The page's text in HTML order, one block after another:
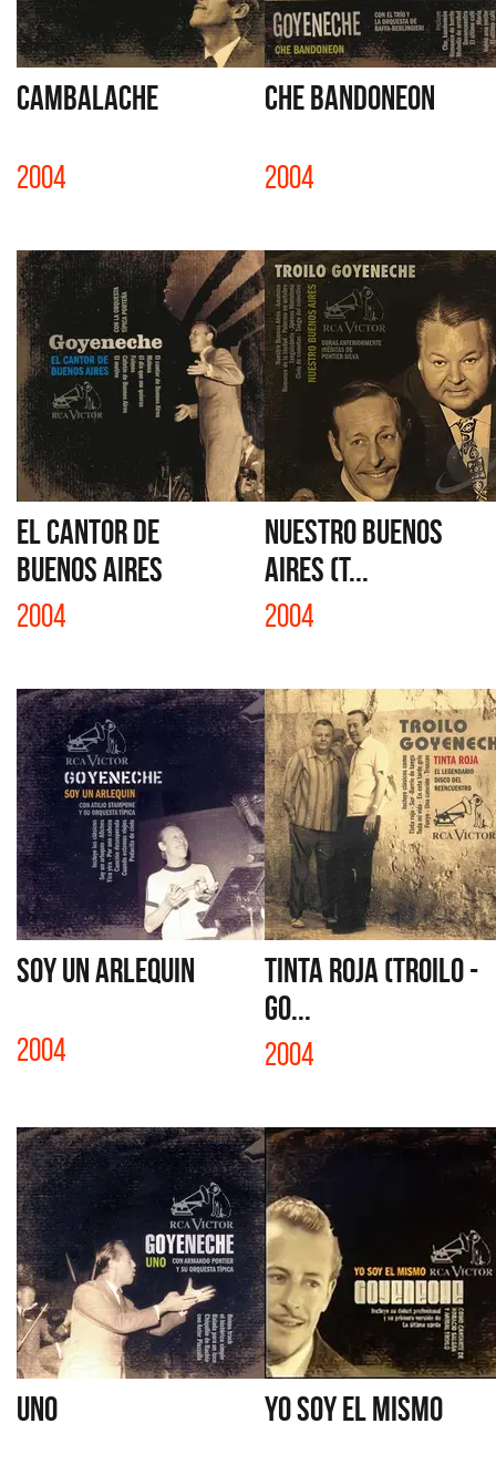
CAMBALACHE
2004
CHE BANDONEON
2004
EL CANTOR DE
BUENOS AIRES
2004
NUESTRO BUENOS
AIRES (T...
2004
SOY UN ARLEQUIN
2004
TINTA ROJA (TROILO -
GO...
2004
UNO YO SOY EL MISMO